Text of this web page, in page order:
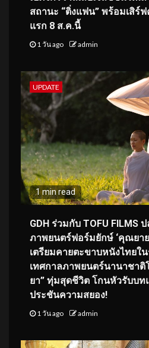
สถานะ “ติ่งแฟน” พร้อมเสิร์
แรก 8 ส.ค.นี้
1 วัน ago admin
UPDATE
1 min read
GDH ร่วมกับ TOFU FILMS
ภาพยนตร์ฟอร์มยักษ์ ‘คุณยาย
เตรียมคายตะขาบหนังไทย
เทศกาลภาพยนตร์นานาชาติ
ยา” ทุ่มสุดชีวิต โกนหัวรับบ
ประชันความสยอง!
1 วัน ago admin